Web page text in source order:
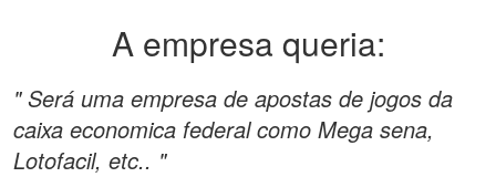
A empresa queria:
" Será uma empresa de apostas de jogos da
caixa economica federal como Mega sena,
Lotofacil, etc.. "